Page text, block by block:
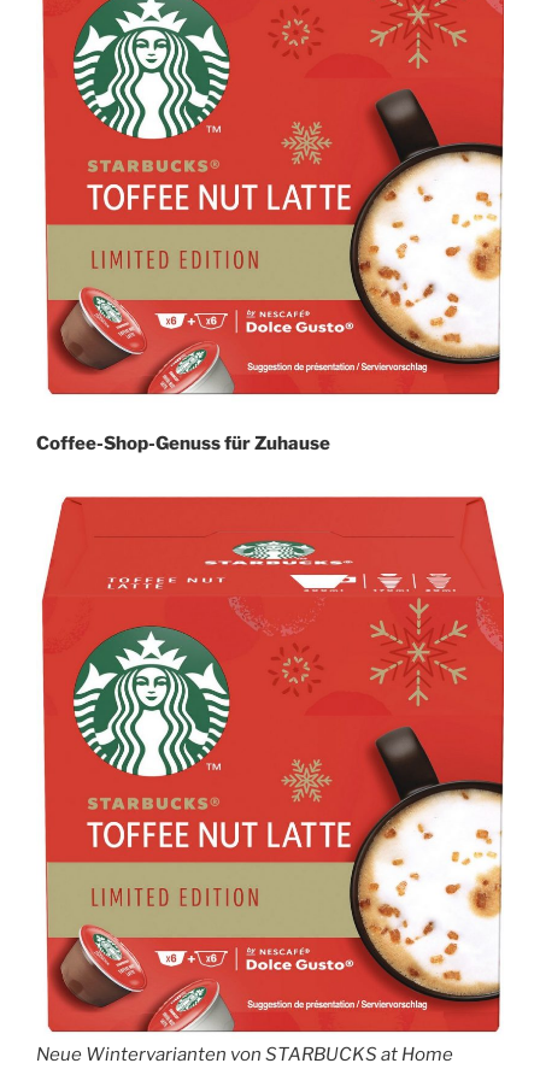
Coffee-Shop-Genuss für Zuhause
Neue Wintervarianten von STARBUCKS at Home